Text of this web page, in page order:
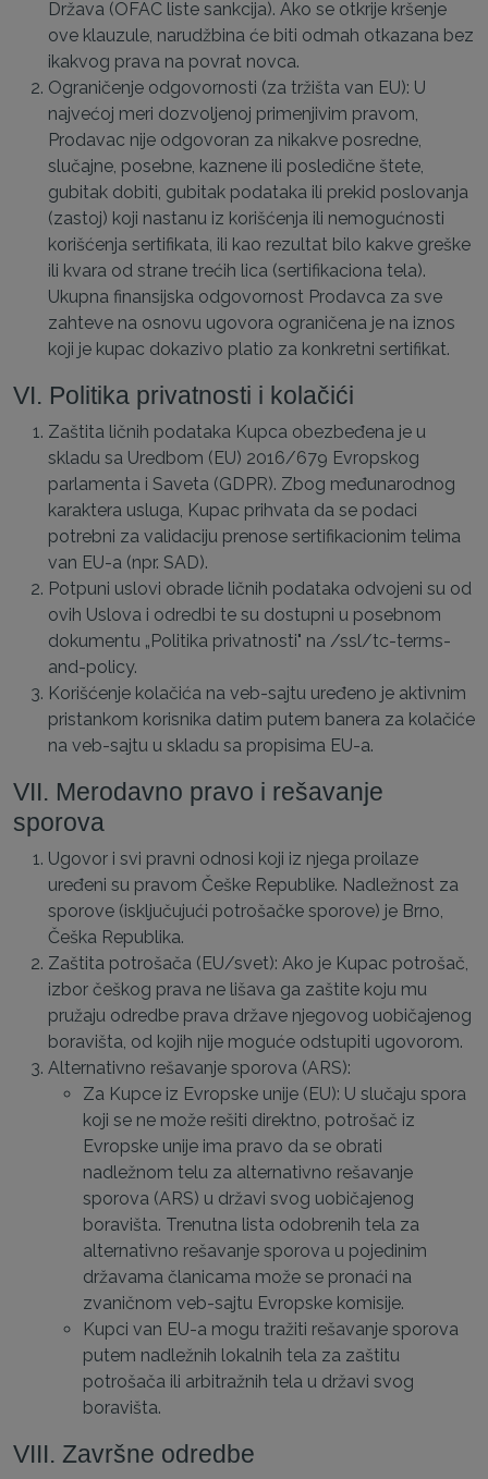
Država (OFAC liste sankcija). Ako se otkrije kršenje
ove klauzule, narudžbina će biti odmah otkazana bez
ikakvog prava na povrat novca.
Ograničenje odgovornosti (za tržišta van EU): U
najvećoj meri dozvoljenoj primenjivim pravom,
Prodavac nije odgovoran za nikakve posredne,
slučajne, posebne, kaznene ili posledične štete,
gubitak dobiti, gubitak podataka ili prekid poslovanja
(zastoj) koji nastanu iz korišćenja ili nemogućnosti
korišćenja sertifikata, ili kao rezultat bilo kakve greške
ili kvara od strane trećih lica (sertifikaciona tela).
Ukupna finansijska odgovornost Prodavca za sve
zahteve na osnovu ugovora ograničena je na iznos
koji je kupac dokazivo platio za konkretni sertifikat.
VI. Politika privatnosti i kolačići
Zaštita ličnih podataka Kupca obezbeđena je u
skladu sa Uredbom (EU) 2016/679 Evropskog
parlamenta i Saveta (GDPR). Zbog međunarodnog
karaktera usluga, Kupac prihvata da se podaci
potrebni za validaciju prenose sertifikacionim telima
van EU-a (npr. SAD).
Potpuni uslovi obrade ličnih podataka odvojeni su od
ovih Uslova i odredbi te su dostupni u posebnom
dokumentu „Politika privatnosti" na /ssl/tc-terms-
and-policy.
Korišćenje kolačića na veb-sajtu uređeno je aktivnim
pristankom korisnika datim putem banera za kolačiće
na veb-sajtu u skladu sa propisima EU-a.
VII. Merodavno pravo i rešavanje
sporova
Ugovor i svi pravni odnosi koji iz njega proilaze
uređeni su pravom Češke Republike. Nadležnost za
sporove (isključujući potrošačke sporove) je Brno,
Češka Republika.
Zaštita potrošača (EU/svet): Ako je Kupac potrošač,
izbor češkog prava ne lišava ga zaštite koju mu
pružaju odredbe prava države njegovog uobičajenog
boravišta, od kojih nije moguće odstupiti ugovorom.
Alternativno rešavanje sporova (ARS):
Za Kupce iz Evropske unije (EU): U slučaju spora
koji se ne može rešiti direktno, potrošač iz
Evropske unije ima pravo da se obrati
nadležnom telu za alternativno rešavanje
sporova (ARS) u državi svog uobičajenog
boravišta. Trenutna lista odobrenih tela za
alternativno rešavanje sporova u pojedinim
državama članicama može se pronaći na
zvaničnom veb-sajtu Evropske komisije.
Kupci van EU-a mogu tražiti rešavanje sporova
putem nadležnih lokalnih tela za zaštitu
potrošača ili arbitražnih tela u državi svog
boravišta.
VIII. Završne odredbe